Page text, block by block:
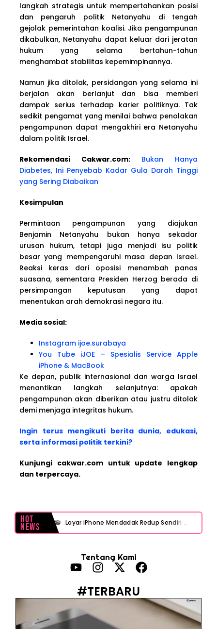
langkah strategis untuk mempertahankan posisi
dan pengaruh politik Netanyahu di tengah
gejolak pemerintahan koalisi. Jika pengampunan
dikabulkan, Netanyahu dapat keluar dari jeratan
hukum yang selama bertahun-tahun
menghambat stabilitas kepemimpinannya.
Namun jika ditolak, persidangan yang selama ini
berjalan akan berlanjut dan bisa memberi
dampak serius terhadap karier politiknya. Tak
sedikit pengamat yang menilai bahwa penolakan
pengampunan dapat mengakhiri era Netanyahu
dalam politik Israel.
Rekomendasi Cakwar.com: Bukan Hanya
Diabetes, Ini Penyebab Kadar Gula Darah Tinggi
yang Sering Diabaikan
Kesimpulan
Permintaan pengampunan yang diajukan
Benjamin Netanyahu bukan hanya sekadar
urusan hukum, tetapi juga menjadi isu politik
besar yang mempengaruhi masa depan Israel.
Reaksi keras dari oposisi menambah panas
suasana, sementara Presiden Herzog berada di
persimpangan keputusan yang dapat
menentukan arah demokrasi negara itu.
Media sosial:
Instagram ijoe.surabaya
You Tube iJOE – Spesialis Service Apple
iPhone & MacBook
Ke depan, publik internasional dan warga Israel
menantikan langkah selanjutnya: apakah
pengampunan akan diberikan atau justru ditolak
demi menjaga integritas hukum.
Ingin terus mengikuti berita dunia, edukasi,
serta informasi politik terkini?
Kunjungi cakwar.com untuk update lengkap
dan terpercaya.
Hot
News Layar iPhone Mendadak Redup Sendiri Padahal Auto-Brightness Mati? Ini Penyebab & Solusinya!
Prabowo Sebut ‘Londo Ireng’, Ray Rangkuti Desak DPR Bersikap, Ini Ulasan Politiknya
MAKI Soroti Penahanan Eks Jampidsus Febrie Adriansyah Tanpa Rompi Pink
Tentang Kami
#TERBARU